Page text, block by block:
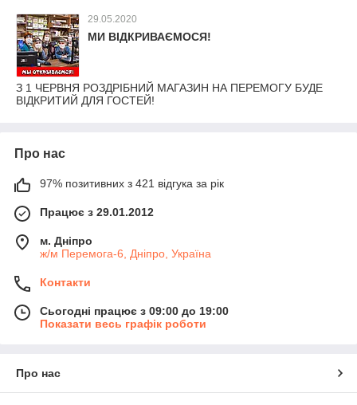
29.05.2020
МИ ВІДКРИВАЄМОСЯ!
З 1 ЧЕРВНЯ РОЗДРІБНИЙ МАГАЗИН НА ПЕРЕМОГУ БУДЕ
ВІДКРИТИЙ ДЛЯ ГОСТЕЙ!
Про нас
97% позитивних з 421 відгука за рік
Працює з 29.01.2012
м. Дніпро
ж/м Перемога-6, Дніпро, Україна
Контакти
Сьогодні працює з 09:00 до 19:00
Показати весь графік роботи
Про нас